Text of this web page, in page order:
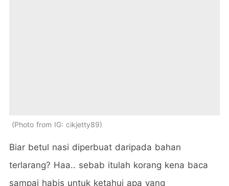
Photo from IG: cikjetty89
Biar betul nasi diperbuat daripada bahan
terlarang? Haa.. sebab itulah korang kena baca
sampai habis untuk ketahui apa yang